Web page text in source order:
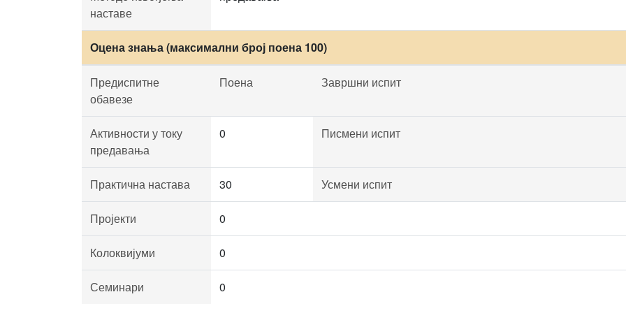
наставе
Оцена знања (максимални број поена 100)
Предиспитне
обавезе
Поена Завршни испит
Активности у току
предавања
0 Писмени испит
Практична настава 30 Усмени испит
Пројекти 0
Колоквијуми 0
Семинари 0